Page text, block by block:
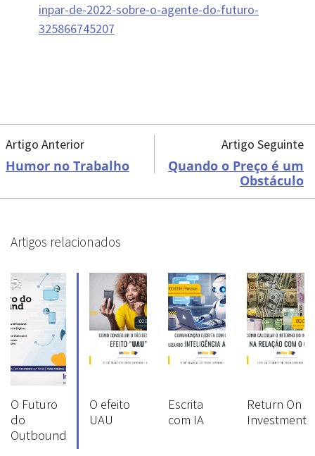
inpar-de-2022-sobre-o-agente-do-futuro-
325866745207
Artigo Anterior
Humor no Trabalho
Artigo Seguinte
Quando o Preço é um
Obstáculo
Artigos relacionados
O Futuro
do
Outbound
O efeito
UAU
Escrita
com IA
Return On
Investment